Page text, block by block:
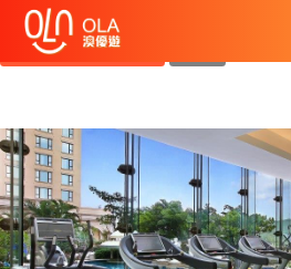
领取每日优惠券
查看`我的优惠记录`